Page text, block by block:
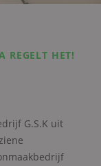
REGELT HET!
G.S.K uit